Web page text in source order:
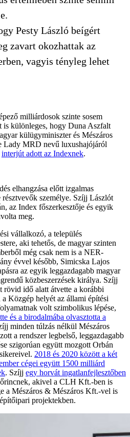
Pesty László beígért
zavart okozhattak az
vagyis tényleg lehet
milliárdosok szinte sosem
is különleges, hogy Duna Aszfalt
külügyminiszter és Mészáros
Lady MRD nevű luxushajójáról
interjút adott az Indexnek.
elhangzása előtt izgalmas
személye. Szíjj Lászlót
az Index főszerkesztője és egyik
meg.
vállalkozó, a település
aki tehetős, de magyar szinten
még csak nem is a NER-
évvel később, Simicska Lajos
az egyik leggazdagabb magyar
közbeszerzések királya. Szíjj
idő alatt átvette a korábbi
Közgép helyét az állami építési
volt szimbolikus lépése,
és a birodalmába olvasztotta a
minden túlzás nélkül Mészáros
a rendszer legbelső, leggazdagabb
szigorúan együtt mozgott Orbán
2018 és 2020 között a két
cégei együtt 1500 milliárd
. Szíjj egy horvát ingatlanfejlesztőben
akivel a CLH Kft.-ben is
a Mészáros & Mészáros Kft.-vel is
projektekben.